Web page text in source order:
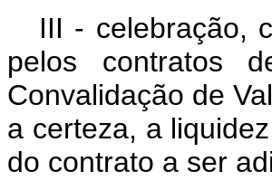
III - celebração,
pelos contratos
Convalidação de
a certeza, a
do contrato a ser